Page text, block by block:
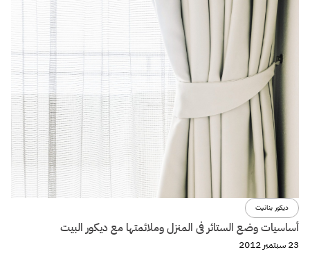
ديكور بنانيت
أساسيات وضع الستائر فى المنزل وملائمتها مع ديكور البيت
23 سبتمبر 2012